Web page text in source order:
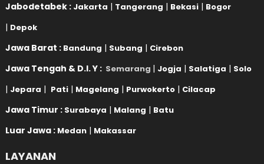
Jabodetabek : Jakarta | Tangerang | Bekasi | Bogor
| Depok
Jawa Barat : Bandung | Subang | Cirebon
Jawa Tengah & D.I. Y : Semarang | Jogja | Salatiga | Solo
| Jepara | Pati | Magelang | Purwokerto | Cilacap
Jawa Timur : Surabaya | Malang | Batu
Luar Jawa : Medan | Makassar
LAYANAN